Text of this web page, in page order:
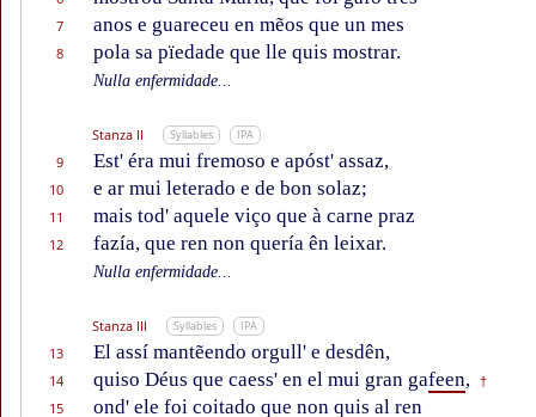
7 anos e guareceu en mẽos que un mes
8 pola sa pïedade que lle quis mostrar.
Nulla enfermidade...
Stanza II Syllables IPA
9 Est' éra mui fremoso e apóst' assaz,
10 e ar mui leterado e de bon solaz;
11 mais tod' aquele viço que à carne praz
12 fazía, que ren non quería ên leixar.
Nulla enfermidade...
Stanza III Syllables IPA
13 El assí mantẽendo orgull' e desdên,
14 quiso Déus que caess' en el mui gran gafeen, †
15 ond' ele foi coitado que non quis al ren